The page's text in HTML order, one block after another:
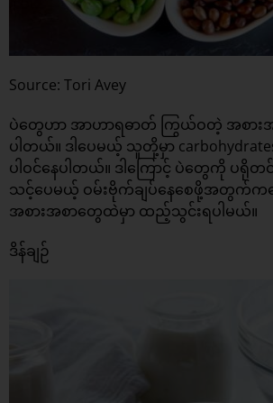
Source: Tori Avey
ပဲတွေဟာ အာဟာရဓာတ် ကြွယ်ဝတဲ့ အစားအ
ပါတယ်။ ဒါပေမယ့် သူတို့မှာ
ပါဝင်နေပါတယ်။ ဒါကြောင့် ပဲတွေကို ပရို
သင့်ပေမယ့် ဝမ်းဗိုက်ချပ်နေစေဖို့အတွက်ကတ
အစားအစာတွေထဲမှာ ထည့်သွင်းရပါမယ်။
ဒိန်ချဉ်